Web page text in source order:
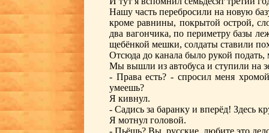
Нашу часть перебросили на новую
кроме равнины, покрытой острой,
два вагончика, по периметру базы
щебёнкой мешки, солдаты ставили
Отсюда до канала было рукой
Мы вышли из автобуса и ступили на
- Права есть? - спросил меня
умеешь?
Я кивнул.
- Садись за баранку и вперёд! Здесь
Я мотнул головой.
- Пьёшь? Вы, русские, любите это